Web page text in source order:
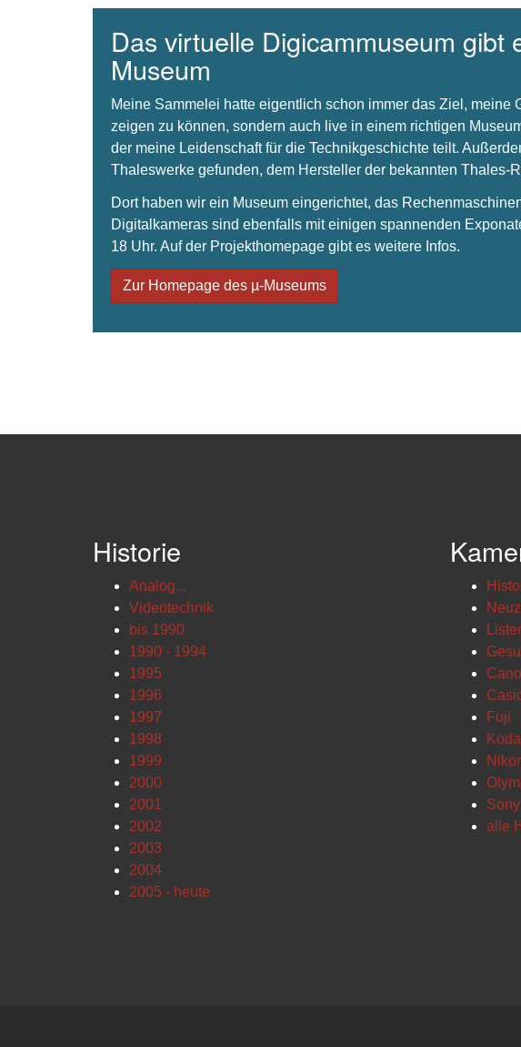
Das virtuelle Digicammuseum gibt
Museum
Meine Sammelei hatte eigentlich schon immer das Ziel, meine
zeigen zu können, sondern auch live in einem richtigen
der meine Leidenschaft für die Technikgeschichte teilt.
Thaleswerke gefunden, dem Hersteller der bekannten Thales-
Dort haben wir ein Museum eingerichtet, das
Digitalkameras sind ebenfalls mit einigen spannenden
18 Uhr. Auf der Projekthomepage gibt es weitere Infos.
Zur Homepage des µ-Museums
Historie
Analog...
Videotechnik
bis 1990
1990 - 1994
1995
1996
1997
1998
1999
2000
2001
2002
2003
2004
2005 - heute
Fuji
Sony
alle